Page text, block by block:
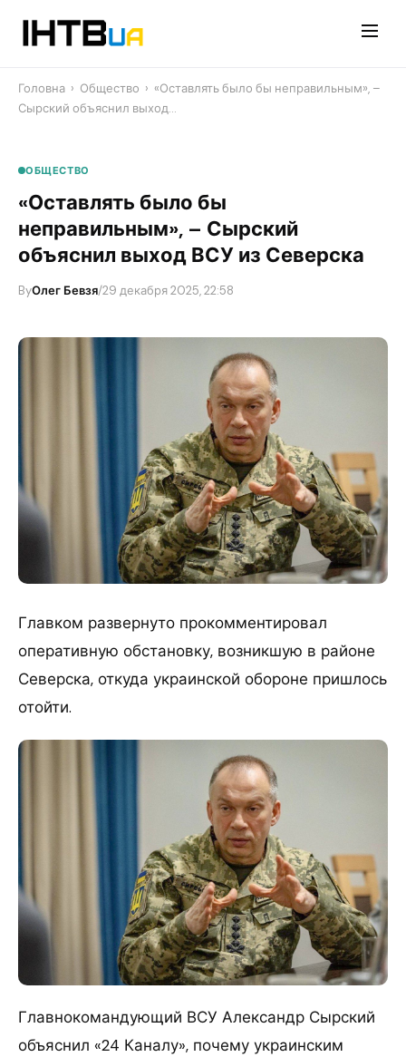
Головна › Общество › «Оставлять было бы неправильным», –
Сырский объяснил выход…
ОБЩЕСТВО
«Оставлять было бы
неправильным», – Сырский
объяснил выход ВСУ из Северска
ByОлег Бевзя/29 декабря 2025, 22:58
Главком развернуто прокомментировал
оперативную обстановку, возникшую в районе
Северска, откуда украинской обороне пришлось
отойти.
Главнокомандующий ВСУ Александр Сырский
объяснил «24 Каналу», почему украинским